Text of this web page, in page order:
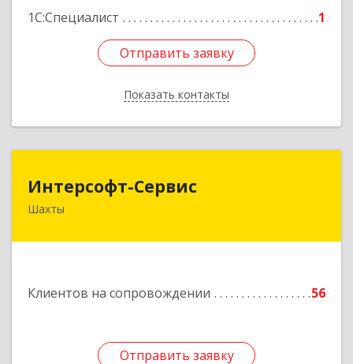
1С:Специалист
1
Отправить заявку
Показать контакты
Отправить заявку
Назад
Интерсофт-Сервис
Шахты
Клиентов на сопровождении 56
Отправить заявку
346480, Ростовская обл, Шахты г, Советская ул,
Отправить заявку